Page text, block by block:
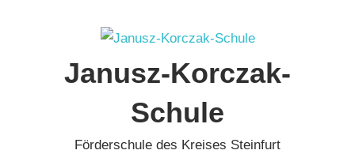
Janusz-Korczak-
Schule
Förderschule des Kreises Steinfurt